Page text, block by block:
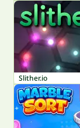
Slither.io